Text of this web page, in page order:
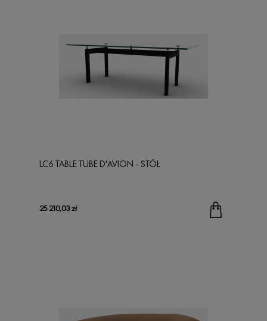
LC6 TABLE TUBE D'AVION - STÓŁ
25 210,03 zł